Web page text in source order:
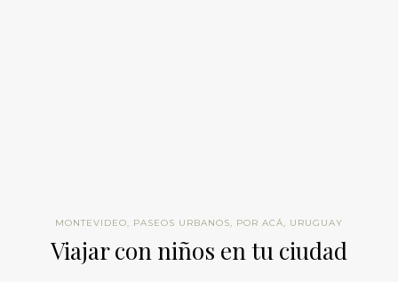
MONTEVIDEO PASEOS URBANOS POR ACÁ URUGUAY
Viajar con niños en tu ciudad